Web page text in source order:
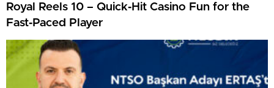
Royal Reels 10 – Quick‑Hit Casino Fun for the
Fast‑Paced Player